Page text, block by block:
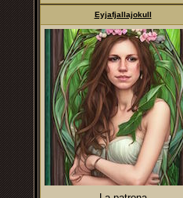
Eyjafjallajokull